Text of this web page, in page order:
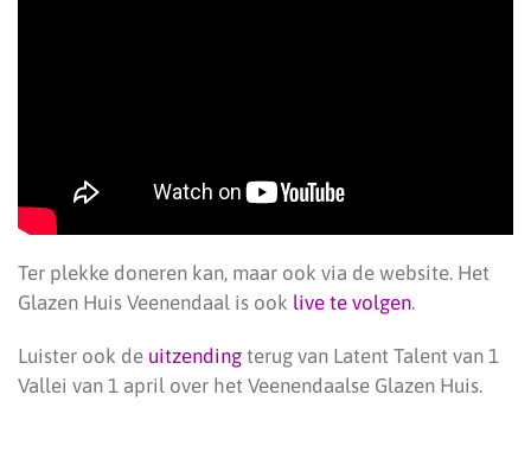
Ter plekke doneren kan, maar ook via de website. Het
Glazen Huis Veenendaal is ook live te volgen.
Luister ook de uitzending terug van Latent Talent van 1
Vallei van 1 april over het Veenendaalse Glazen Huis.